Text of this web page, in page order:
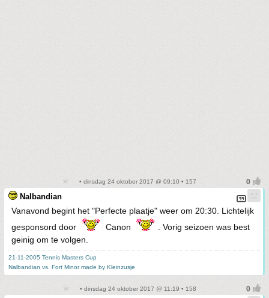
• dinsdag 24 oktober 2017 @ 09:10 • 157
Nalbandian
Vanavond begint het "Perfecte plaatje" weer om 20:30. Lichtelijk
gesponsord door
Canon
. Vorig seizoen was best
geinig om te volgen.
21-11-2005 Tennis Masters Cup
Nalbandian vs. Fort Minor made by Kleinzusje
• dinsdag 24 oktober 2017 @ 11:19 • 158